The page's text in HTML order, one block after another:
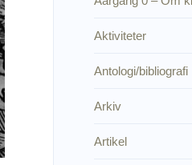
Aktiviteter
Antologi/bibliografi
Arkiv
Artikel